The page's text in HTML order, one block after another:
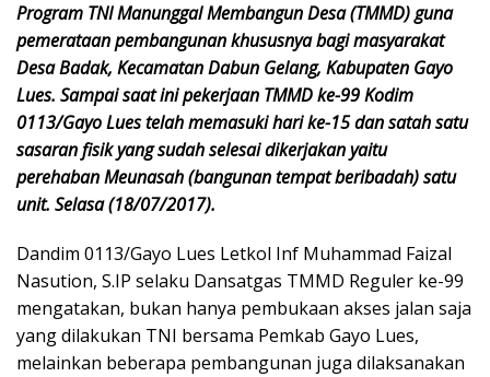
Program TNI Manunggal Membangun Desa (TMMD) guna
pemerataan pembangunan khususnya bagi masyarakat
Desa Badak, Kecamatan Dabun Gelang, Kabupaten Gayo
Lues. Sampai saat ini pekerjaan TMMD ke-99 Kodim
0113/Gayo Lues telah memasuki hari ke-15 dan satah satu
sasaran fisik yang sudah selesai dikerjakan yaitu
perehaban Meunasah (bangunan tempat beribadah) satu
unit. Selasa (18/07/2017).
Dandim 0113/Gayo Lues Letkol Inf Muhammad Faizal
Nasution, S.IP selaku Dansatgas TMMD Reguler ke-99
mengatakan, bukan hanya pembukaan akses jalan saja
yang dilakukan TNI bersama Pemkab Gayo Lues,
melainkan beberapa pembangunan juga dilaksanakan